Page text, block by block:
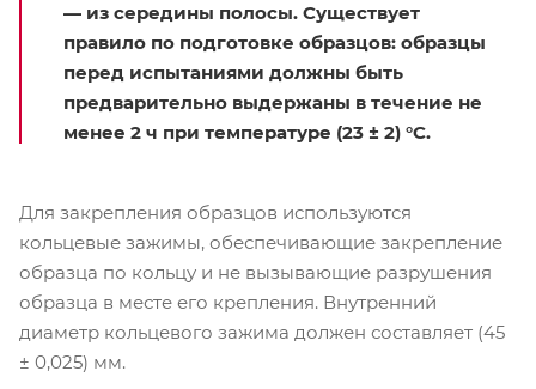
— из середины полосы. Существует
правило по подготовке образцов: образцы
перед испытаниями должны быть
предварительно выдержаны в течение не
менее 2 ч при температуре (23 ± 2) °С.
Для закрепления образцов используются
кольцевые зажимы, обеспечивающие закрепление
образца по кольцу и не вызывающие разрушения
образца в месте его крепления. Внутренний
диаметр кольцевого зажима должен составляет (45
± 0,025) мм.